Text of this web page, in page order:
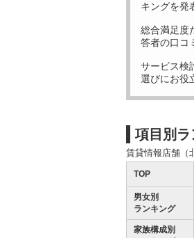
キングを発
総合満足度
答者の口コ
サービス検
選びにお役
項目別
賃貸情報店舗（
TOP
男女別
ランキング
家族構成別